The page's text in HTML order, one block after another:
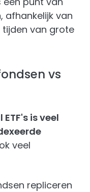
afhankelijk van
van grote
vs
is veel
veel
repliceren